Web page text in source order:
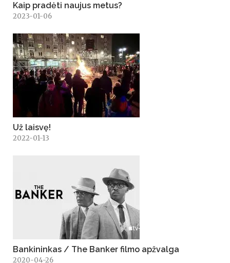
Kaip pradėti naujus metus?
2023-01-06
Už laisvę!
2022-01-13
Bankininkas / The Banker filmo apžvalga
2020-04-26